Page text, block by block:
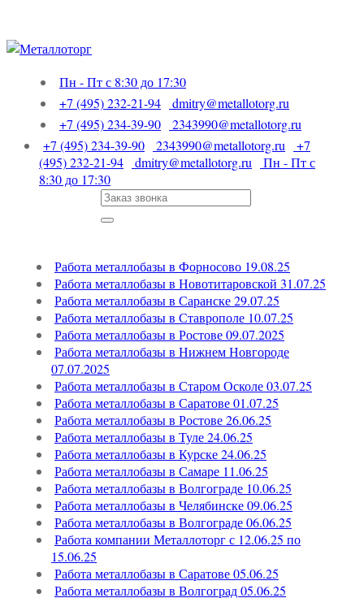
Пн - Пт с 8:30 до 17:30
+7 (495) 232-21-94
dmitry@metallotorg.ru
+7 (495) 234-39-90
2343990@metallotorg.ru
+7 (495) 234-39-90
2343990@metallotorg.ru
+7
(495) 232-21-94
dmitry@metallotorg.ru
Пн - Пт с
8:30 до 17:30
Работа металлобазы в Форносово 19.08.25
Работа металлобазы в Новотитаровской 31.07.25
Работа металлобазы в Саранске 29.07.25
Работа металлобазы в Ставрополе 10.07.25
Работа металлобазы в Ростове 09.07.2025
Работа металлобазы в Нижнем Новгороде
07.07.2025
Работа металлобазы в Старом Осколе 03.07.25
Работа металлобазы в Саратове 01.07.25
Работа металлобазы в Ростове 26.06.25
Работа металлобазы в Туле 24.06.25
Работа металлобазы в Курске 24.06.25
Работа металлобазы в Самаре 11.06.25
Работа металлобазы в Волгограде 10.06.25
Работа металлобазы в Челябинске 09.06.25
Работа металлобазы в Волгограде 06.06.25
Работа компании Металлоторг с 12.06.25 по
15.06.25
Работа металлобазы в Саратове 05.06.25
Работа металлобазы в Волгоград 05.06.25